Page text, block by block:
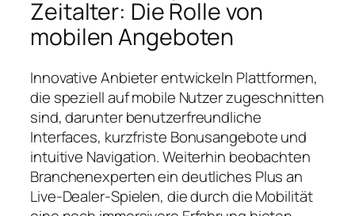
Zeitalter: Die Rolle von
mobilen Angeboten
Innovative Anbieter entwickeln Plattformen,
die speziell auf mobile Nutzer zugeschnitten
sind, darunterbenutzerfreundliche
Interfaces, kurzfriste Bonusangeboteund
intuitive Navigation. Weiterhin beobachten
Branchenexperten ein deutliches Plus an
Live-Dealer-Spielen, die durch die Mobilität